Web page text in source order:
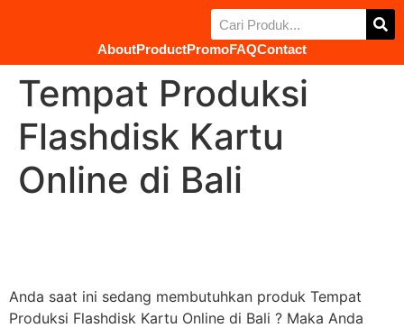
AboutProductPromoFAQContact
Tempat Produksi
Flashdisk Kartu
Online di Bali
Anda saat ini sedang membutuhkan produk Tempat
Produksi Flashdisk Kartu Online di Bali ? Maka Anda